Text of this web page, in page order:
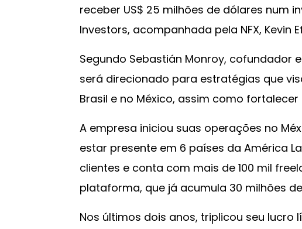
receber US$ 25 milhões de dólares num
Investors, acompanhada pela NFX, Kevin
Segundo Sebastián Monroy, cofundador
será direcionado para estratégias que
Brasil e no México, assim como
A empresa iniciou suas operações no
estar presente em 6 países da América
clientes e conta com mais de 100 mil
plataforma, que já acumula 30 milhões
Nos últimos dois anos, triplicou seu lucro